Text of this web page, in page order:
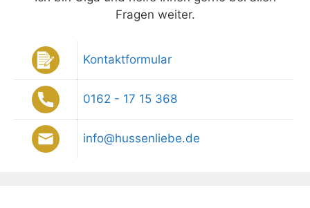
Fragen weiter.
Kontaktformular
0162 - 17 15 368
info@hussenliebe.de